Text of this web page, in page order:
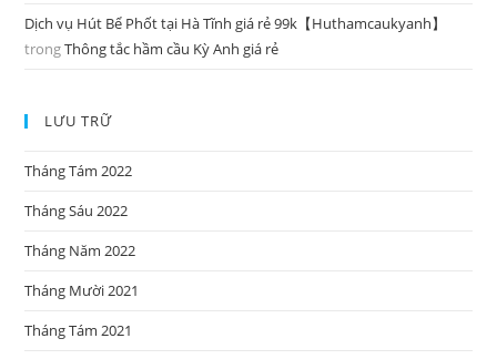
Dịch vụ Hút Bể Phốt tại Hà Tĩnh giá rẻ 99k【Huthamcaukyanh】
trongThông tắc hầm cầu Kỳ Anh giá rẻ
LƯU TRỮ
Tháng Tám 2022
Tháng Sáu 2022
Tháng Năm 2022
Tháng Mười 2021
Tháng Tám 2021